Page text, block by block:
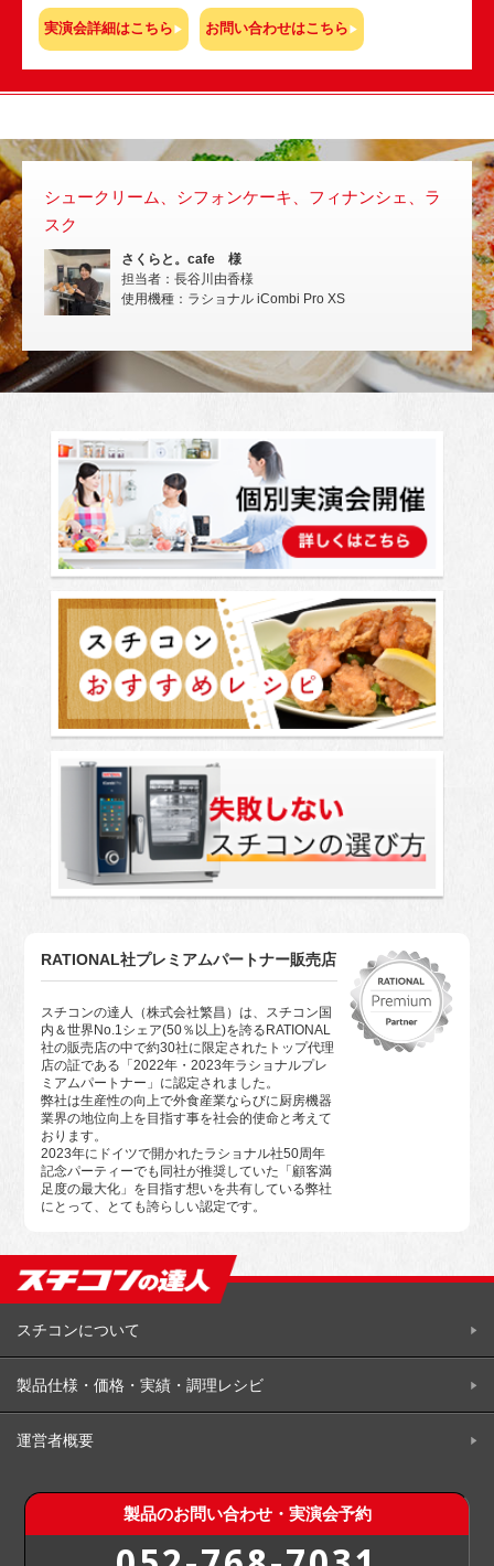
実演会詳細はこちら お問い合わせはこちら
シュークリーム、シフォンケーキ、フィナンシェ、ラ
スク
さくらと。cafe 様
担当者：長谷川由香様
使用機種：ラショナル iCombi Pro XS
ス
い
RATIONAL社プレミアムパートナー販売店
スチコンの達人（株式会社繁昌）は、スチコン国
内＆世界No.1シェア(50％以上)を誇るRATIONAL
社の販売店の中で約30社に限定されたトップ代理
店の証である「2022年・2023年ラショナルプレ
ミアムパートナー」に認定されました。
弊社は生産性の向上で外食産業ならびに厨房機器
業界の地位向上を目指す事を社会的使命と考えて
おります。
2023年にドイツで開かれたラショナル社50周年
記念パーティーでも同社が推奨していた「顧客満
足度の最大化」を目指す想いを共有している弊社
にとって、とても誇らしい認定です。
スチコンについて
製品仕様・価格・実績・調理レシビ
運営者概要
製品のお問い合わせ・実演会予約